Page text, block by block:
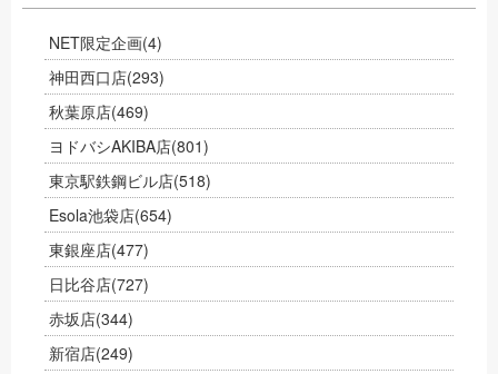
NET限定企画(4)
神田西口店(293)
秋葉原店(469)
ヨドバシAKIBA店(801)
東京駅鉄鋼ビル店(518)
Esola池袋店(654)
東銀座店(477)
日比谷店(727)
赤坂店(344)
新宿店(249)